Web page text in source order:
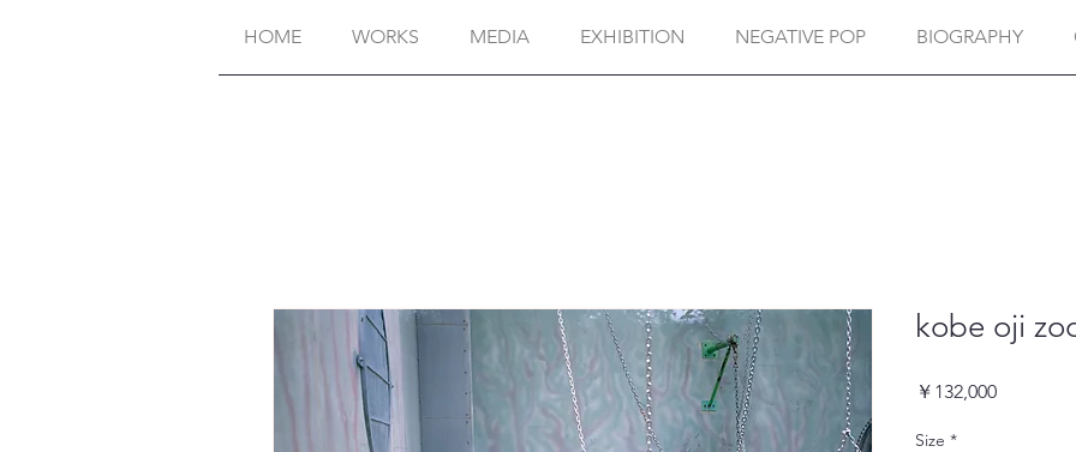
HOME WORKS MEDIA EXHIBITION NEGATIVE POP BIOGRAPHY
kobe oji
￥132,000価
Size *